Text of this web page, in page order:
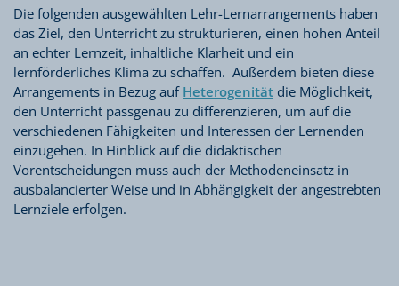
Die folgenden ausgewählten Lehr-Lernarrangements haben
das Ziel, den Unterricht zu strukturieren, einen hohen Anteil
an echter Lernzeit, inhaltliche Klarheit und ein
lernförderliches Klima zu schaffen. Außerdem bieten diese
Arrangements in Bezug auf Heterogenität die Möglichkeit,
den Unterricht passgenau zu differenzieren, um auf die
verschiedenen Fähigkeiten und Interessen der Lernenden
einzugehen. In Hinblick auf die didaktischen
Vorentscheidungen muss auch der Methodeneinsatz in
ausbalancierter Weise und in Abhängigkeit der angestrebten
Lernziele erfolgen.